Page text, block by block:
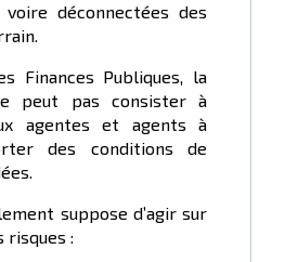
voire déconnectées des
Finances Publiques, la
peut pas consister à
agentes et agents à
des conditions de
suppose d’agir sur
risques :